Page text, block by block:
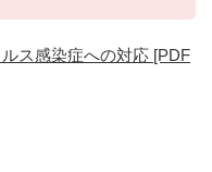
ス感染症への対応 [PDF